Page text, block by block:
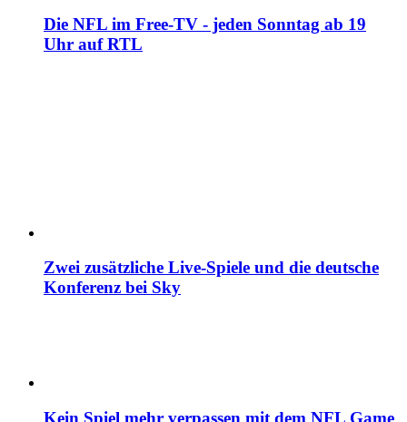
Die NFL im Free-TV - jeden Sonntag ab 19
Uhr auf RTL
Zwei zusätzliche Live-Spiele und die deutsche
Konferenz bei Sky
Kein Spiel mehr verpassen mit dem NFL Game